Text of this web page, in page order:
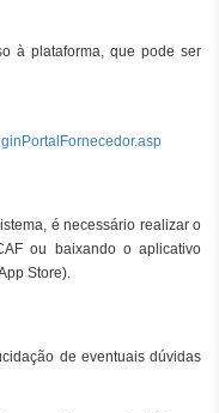
à plataforma, que pode ser
é necessário realizar o
ou baixando o aplicativo
Store).
de eventuais dúvidas